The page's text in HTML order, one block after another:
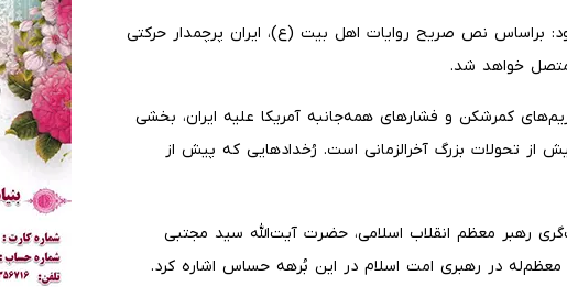
براساس نص صریح روایات اهل بیت (ع)، ایران پرچمدار حرکتی
خواهد شد.
کمرشکن و فشارهای همه‌جانبه آمریکا علیه ایران، بخشی
از تحولات بزرگ آخرالزمانی است. رُخدادهایی که پیش از
رهبر معظم انقلاب اسلامی، حضرت آیت‌الله سید مجتبی
معظم‌له در رهبری امت اسلام در این بُرهه حساس اشاره کرد.